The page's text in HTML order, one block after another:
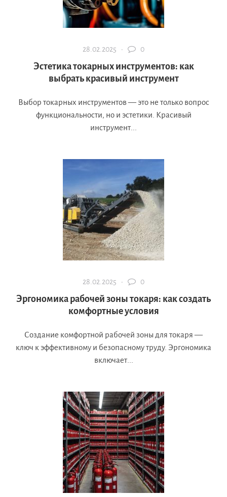
28.02.2025 · 0
Эстетика токарных инструментов: как
выбрать красивый инструмент
Выбор токарных инструментов — это не только вопрос
функциональности, но и эстетики. Красивый
инструмент...
28.02.2025 · 0
Эргономика рабочей зоны токаря: как создать
комфортные условия
Создание комфортной рабочей зоны для токаря —
ключ к эффективному и безопасному труду. Эргономика
включает...